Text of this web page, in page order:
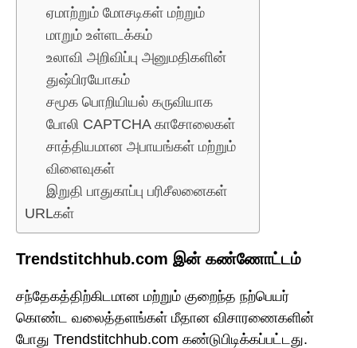
ஏமாற்றும் மோசடிகள் மற்றும்
மாறும் உள்ளடக்கம்
உலாவி அறிவிப்பு அனுமதிகளின்
துஷ்பிரயோகம்
சமூக பொறியியல் கருவியாக
போலி CAPTCHA காசோலைகள்
சாத்தியமான அபாயங்கள் மற்றும்
விளைவுகள்
இறுதி பாதுகாப்பு பரிசீலனைகள்
URLகள்
Trendstitchhub.com இன் கண்ணோட்டம்
சந்தேகத்திற்கிடமான மற்றும் குறைந்த நற்பெயர்
கொண்ட வலைத்தளங்கள் மீதான விசாரணைகளின்
போது Trendstitchhub.com கண்டுபிடிக்கப்பட்டது.